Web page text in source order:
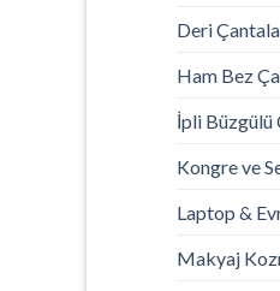
Deri
Ham Bez
İpli Büzgülü
Kongre ve
Laptop &
Makyaj